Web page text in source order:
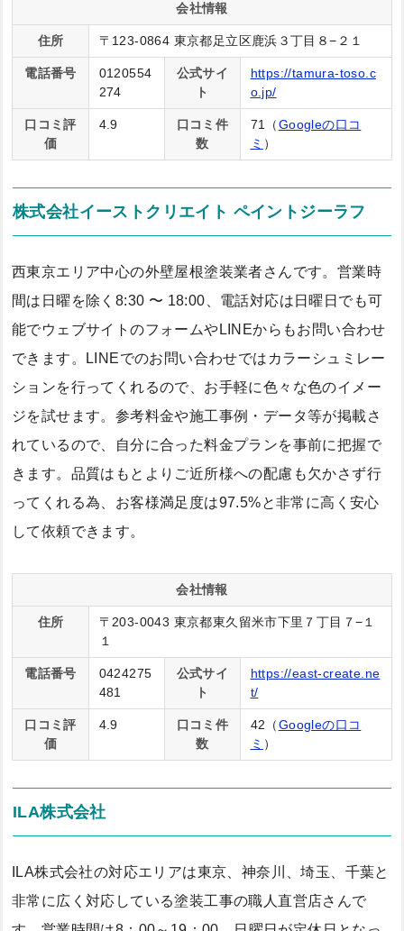
会社情報
住所 〒123-0864 東京都足立区鹿浜３丁目８−２１
電話番号
0120554
274
公式サイ
ト
https://tamura-toso.c
o.jp/
口コミ評
価
4.9
口コミ件
数
71（Googleの口コ
ミ ）
株式会社イーストクリエイト ペイントジーラフ
西東京エリア中心の外壁屋根塗装業者さんです。営業時
間は日曜を除く8:30 〜 18:00、電話対応は日曜日でも可
能でウェブサイトのフォームやLINEからもお問い合わせ
できます。LINEでのお問い合わせではカラーシュミレー
ションを行ってくれるので、お手軽に色々な色のイメー
ジを試せます。参考料金や施工事例・データ等が掲載さ
れているので、自分に合った料金プランを事前に把握で
きます。品質はもとよりご近所様への配慮も欠かさず行
ってくれる為、お客様満足度は97.5%と非常に高く安心
して依頼できます。
会社情報
住所
〒203-0043 東京都東久留米市下里７丁目７−１
１
電話番号
0424275
481
公式サイ
ト
https://east-create.ne
t/
口コミ評
価
4.9
口コミ件
数
42（Googleの口コ
ミ ）
ILA株式会社
ILA株式会社の対応エリアは東京、神奈川、埼玉、千葉と
非常に広く対応している塗装工事の職人直営店さんで